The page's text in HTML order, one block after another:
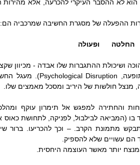
ההפעלה של מסגרת החשיבה שמרכביה הם:
החלטה      ופעולה
מנצל חולשות של היריב ומסכל מאמצים שלו.
הם עשויים שלא להספיק.
יותר מאשר העוצמה היחסית.